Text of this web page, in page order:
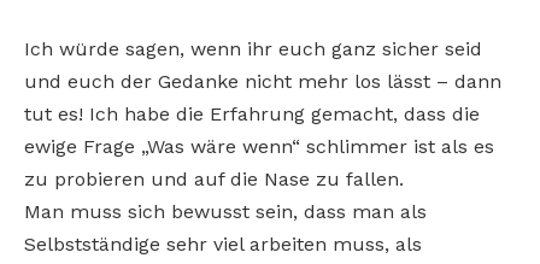
Ich würde sagen, wenn ihr euch ganz sicher seid
und euch der Gedanke nicht mehr los lässt – dann
tut es! Ich habe die Erfahrung gemacht, dass die
ewige Frage „Was wäre wenn“ schlimmer ist als es
zu probieren und auf die Nase zu fallen.
Man muss sich bewusst sein, dass man als
Selbstständige sehr viel arbeiten muss, als